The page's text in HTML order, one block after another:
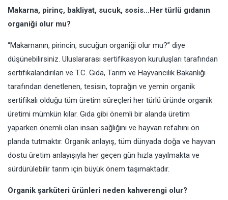
Makarna, pirinç, bakliyat, sucuk, sosis…Her türlü gıdanın
organiği olur mu?
“Makarnanın, pirincin, sucuğun organiği olur mu?” diye
düşünebilirsiniz. Uluslararası sertifikasyon kuruluşları tarafından
sertifikalandırılan ve T.C. Gıda, Tarım ve Hayvancılık Bakanlığı
tarafından denetlenen, tesisin, toprağın ve yemin organik
sertifikalı olduğu tüm üretim süreçleri her türlü üründe organik
üretimi mümkün kılar. Gıda gibi önemli bir alanda üretim
yaparken önemli olan insan sağlığını ve hayvan refahını ön
planda tutmaktır. Organik anlayış, tüm dünyada doğa ve hayvan
dostu üretim anlayışıyla her geçen gün hızla yayılmakta ve
sürdürülebilir tarım için büyük önem taşımaktadır.
Organik şarküteri ürünleri neden kahverengi olur?